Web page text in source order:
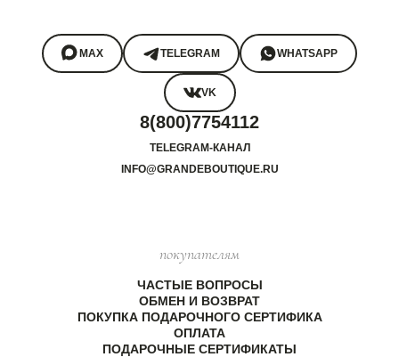
MAX TELEGRAM WHATSAPP
VK
8(800)7754112
TELEGRAM-КАНАЛ
INFO@GRANDEBOUTIQUE.RU
покупателям
ЧАСТЫЕ ВОПРОСЫ
ОБМЕН И ВОЗВРАТ
ПОКУПКА ПОДАРОЧНОГО СЕРТИФИКА
ОПЛАТА
ПОДАРОЧНЫЕ СЕРТИФИКАТЫ